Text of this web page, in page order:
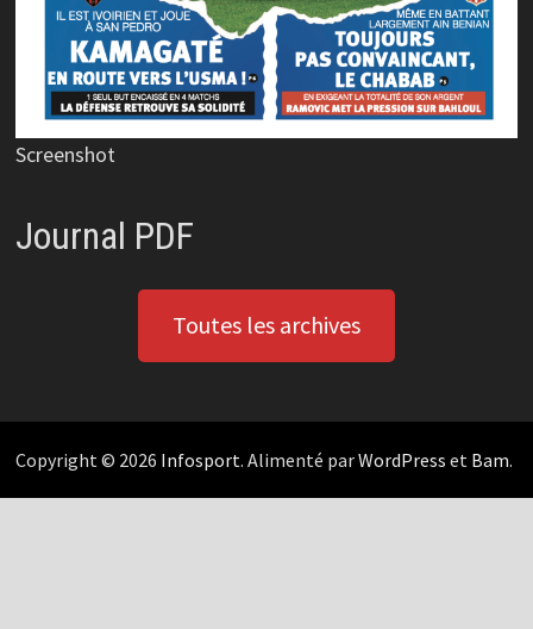
Screenshot
Journal PDF
Toutes les archives
Copyright © 2026 Infosport. Alimenté parWordPress et Bam.